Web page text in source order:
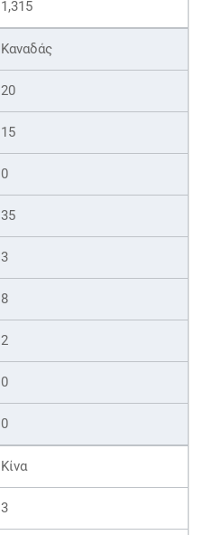
1,315
Καναδάς
20
15
0
35
3
8
2
0
0
Κίνα
3